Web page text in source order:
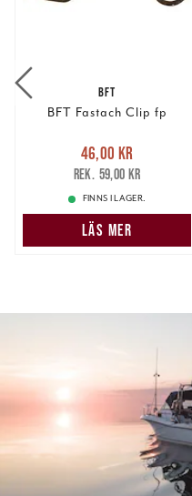
BFT
BFT Fastach Clip fp
Nuvarande pris
46,00 krTidigare pris
59,00 kr
46,00 kr
59,00 kr
FINNS I LAGER.
LÄS MER